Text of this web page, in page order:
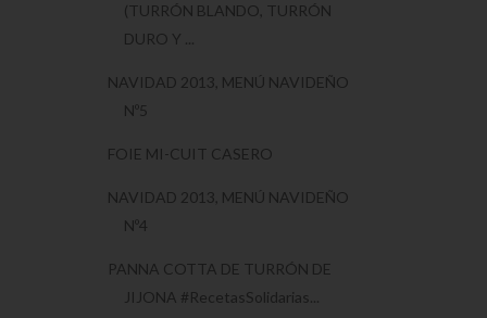
(TURRÓN BLANDO, TURRÓN
DURO Y ...
NAVIDAD 2013, MENÚ NAVIDEÑO
Nº5
FOIE MI-CUIT CASERO
NAVIDAD 2013, MENÚ NAVIDEÑO
Nº4
PANNA COTTA DE TURRÓN DE
JIJONA #RecetasSolidarias...